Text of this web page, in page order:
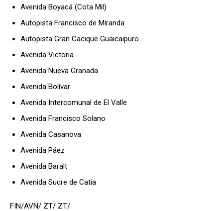
Avenida Boyacá (Cota Mil)
Autopista Francisco de Miranda
Autopista Gran Cacique Guaicaipuro
Avenida Victoria
Avenida Nueva Granada
Avenida Bolívar
Avenida Intercomunal de El Valle
Avenida Francisco Solano
Avenida Casanova
Avenida Páez
Avenida Baralt
Avenida Sucre de Catia
FIN/AVN/ ZT/ ZT/